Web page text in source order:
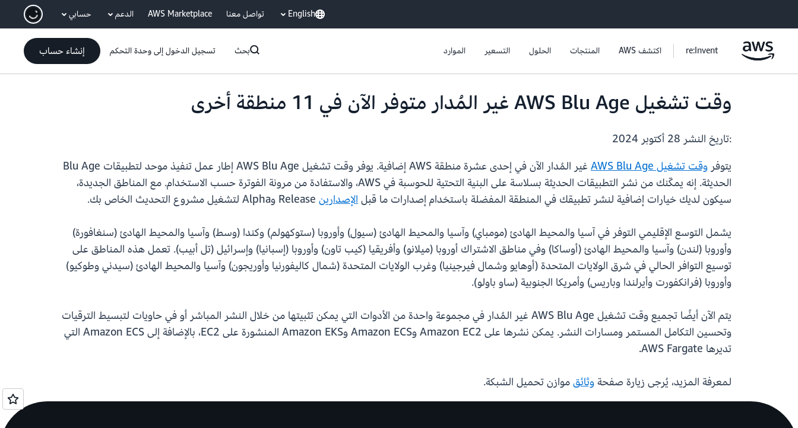
انتقل إلى المحتوى الرئيسي English تواصل معنا AWS Marketplace الدعم حسابي
re:Invent اكتشف AWS المنتجات الحلول التسعير الموارد بحث تسجيل الدخول إلى وحدة التحكم إنشاء حساب
وقت تشغيل AWS Blu Age غير المُدار متوفر الآن في 11 منطقة أخرى
:تاريخ النشر
يتوفر وقت تشغيل AWS Blu Age
غير المُدار الآن في إحدى عشرة منطقة AWS إضافية. يوفر وقت تشغيل AWS Blu Age إطار عمل تنفيذ موحد لتطبيقات Blu Age
الحديثة. إنه يمكّنك من نشر التطبيقات الحديثة بسلاسة على البنية التحتية للحوسبة في AWS، والاستفادة من مرونة الفوترة حسب الاستخدام. مع المناطق الجديدة،
سيكون لديك خيارات إضافية لنشر تطبيقك في المنطقة المفضلة باستخدام إصدارات ما قبلالإصدارين
يشمل التوسع الإقليمي التوفر في آسيا والمحيط الهادئ (مومباي) وآسيا والمحيط الهادئ (سيول) وأوروبا (ستوكهولم) وكندا (وسط) وآسيا والمحيط الهادئ (سنغافورة)
وأوروبا (لندن) وآسيا والمحيط الهادئ (أوساكا) وفي مناطق الاشتراك أوروبا (ميلانو) وأفريقيا (كيب تاون) وأوروبا (إسبانيا) وإسرائيل (تل أبيب). تعمل هذه المناطق على
توسيع التوافر الحالي في شرق الولايات المتحدة (أوهايو وشمال فيرجينيا) وغرب الولايات المتحدة (شمال كاليفورنيا وأوريجون) وآسيا والمحيط الهادئ (سيدني وطوكيو)
وأوروبا (فرانكفورت وأيرلندا وباريس) وأمريكا الجنوبية (ساو باولو).
يتم الآن أيضًا تجميع وقت تشغيل AWS Blu Age غير المُدار في مجموعة واحدة من الأدوات التي يمكن تثبيتها من خلال النشر المباشر أو في حاويات لتبسيط الترقيات
وتحسين التكامل المستمر ومسارات النشر. يمكن نشرها على Amazon EC2 وAmazon ECS وAmazon EKS المنشورة على EC2، بالإضافة إلى Amazon ECS التي
تديرها AWS Fargate.
لمعرفة المزيد، يُرجى زيارة صفحةوثائقموازن تحميل الشبكة.